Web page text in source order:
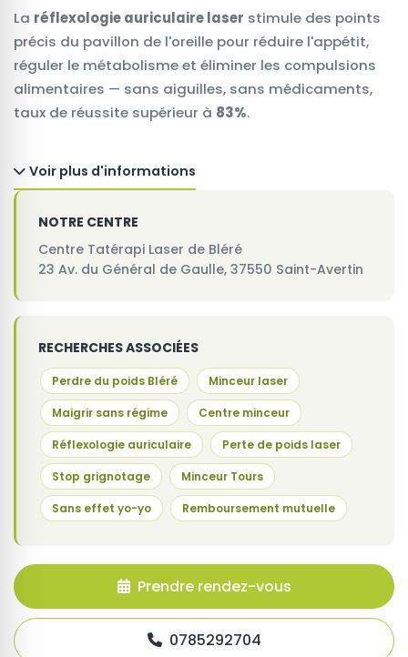
La réflexologie auriculaire laser stimule des points
précis du pavillon de l'oreille pour réduire l'appétit,
réguler le métabolisme et éliminer les compulsions
alimentaires — sans aiguilles, sans médicaments,
taux de réussite supérieur à 83%.
Voir plus d'informations
NOTRE CENTRE
Centre Tatérapi Laser de Bléré
23 Av. du Général de Gaulle, 37550 Saint-Avertin
RECHERCHES ASSOCIÉES
Perdre du poids Bléré Minceur laser
Maigrir sans régime Centre minceur
Réflexologie auriculaire Perte de poids laser
Stop grignotage Minceur Tours
Sans effet yo-yo Remboursement mutuelle
Prendre rendez-vous
0785292704